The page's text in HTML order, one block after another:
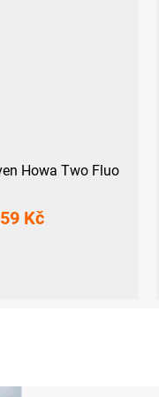
Howa Two Fluo
Kč